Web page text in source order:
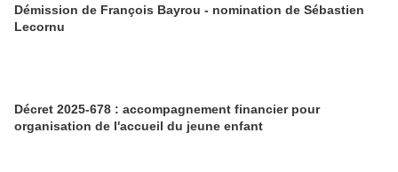
Démission de François Bayrou - nomination de Sébastien
Lecornu
Décret 2025-678 : accompagnement financier pour
organisation de l'accueil du jeune enfant